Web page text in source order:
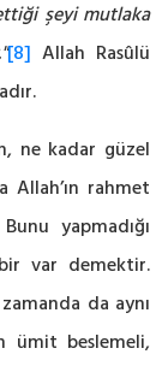
şeyi mutlaka
[8] Allah Rasûlü
ne kadar güzel
Allah’ın rahmet
yapmadığı
var demektir.
da aynı
ümit beslemeli,